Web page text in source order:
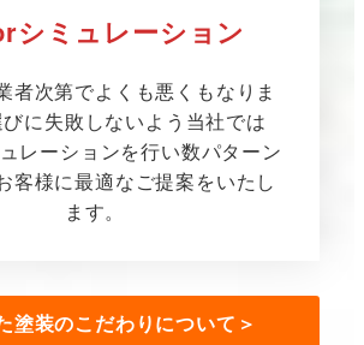
シミュレーション
者次第でよくも悪くもなりま
に失敗しないよう当社では
レーションを行い数パターン
客様に最適なご提案をいたし
ます。
塗装のこだわりについて ＞